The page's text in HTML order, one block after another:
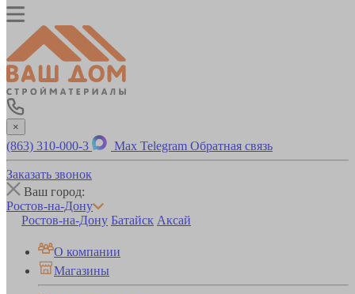
×
(863) 310-000-3 Max Telegram Обратная связь
Заказать звонок
Ваш город:
Ростов-на-Дону
Ростов-на-Дону Батайск Аксай
О компании
Магазины